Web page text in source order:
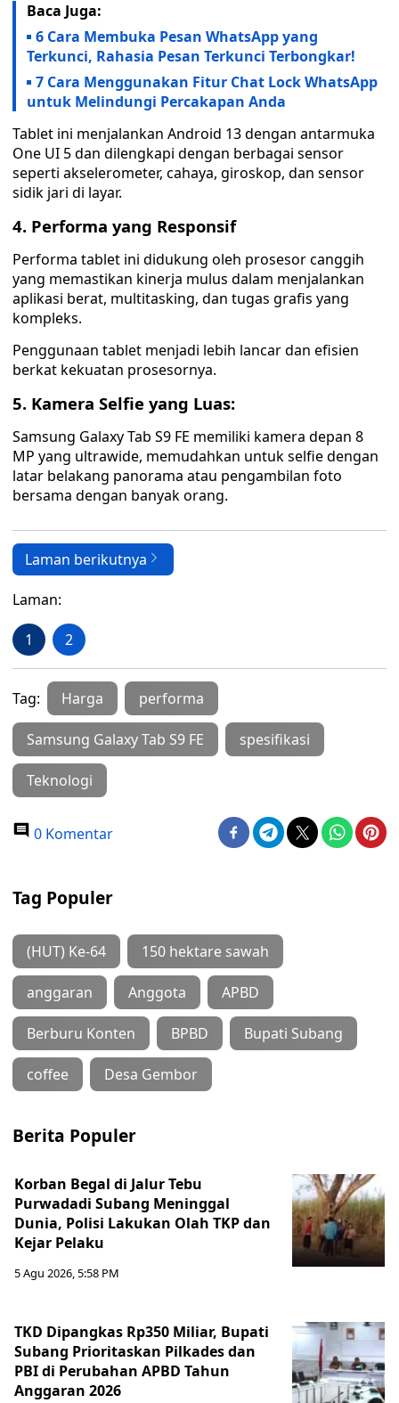
Baca Juga:
6 Cara Membuka Pesan WhatsApp yang
Terkunci, Rahasia Pesan Terkunci Terbongkar!
7 Cara Menggunakan Fitur Chat Lock WhatsApp
untuk Melindungi Percakapan Anda
Tablet ini menjalankan Android 13 dengan antarmuka
One UI 5 dan dilengkapi dengan berbagai sensor
seperti akselerometer, cahaya, giroskop, dan sensor
sidik jari di layar.
4. Performa yang Responsif
Performa tablet ini didukung oleh prosesor canggih
yang memastikan kinerja mulus dalam menjalankan
aplikasi berat, multitasking, dan tugas grafis yang
kompleks.
Penggunaan tablet menjadi lebih lancar dan efisien
berkat kekuatan prosesornya.
5. Kamera Selfie yang Luas:
Samsung Galaxy Tab S9 FE memiliki kamera depan 8
MP yang ultrawide, memudahkan untuk selfie dengan
latar belakang panorama atau pengambilan foto
bersama dengan banyak orang.
Laman berikutnya
Laman:
1 2
Tag: Harga performa
Samsung Galaxy Tab S9 FE spesifikasi
Teknologi
0 Komentar
Tag Populer
(HUT) Ke-64 150 hektare sawah
anggaran Anggota APBD
Berburu Konten BPBD Bupati Subang
coffee Desa Gembor
Berita Populer
Korban Begal di Jalur Tebu
Purwadadi Subang Meninggal
Dunia, Polisi Lakukan Olah TKP dan
Kejar Pelaku
5 Agu 2026, 5:58 PM
TKD Dipangkas Rp350 Miliar, Bupati
Subang Prioritaskan Pilkades dan
PBI di Perubahan APBD Tahun
Anggaran 2026